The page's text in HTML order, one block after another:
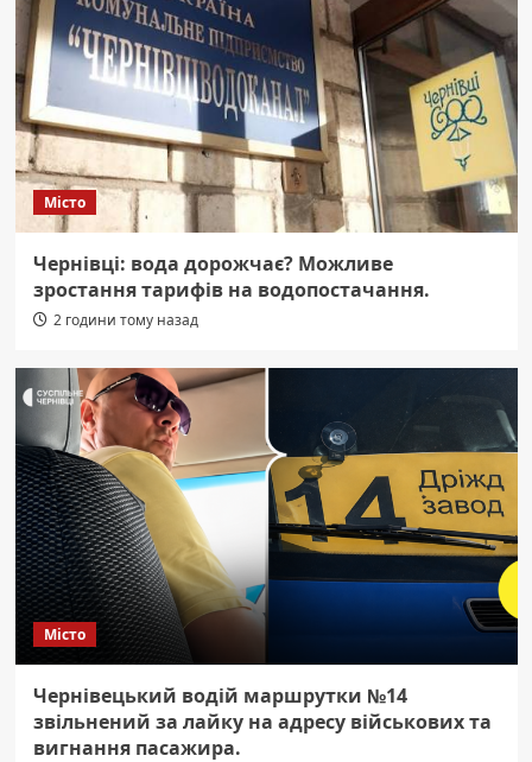
Місто
Чернівці: вода дорожчає? Можливе
зростання тарифів на водопостачання.
2 години тому назад
Місто
Чернівецький водій маршрутки №14
звільнений за лайку на адресу військових та
вигнання пасажира.